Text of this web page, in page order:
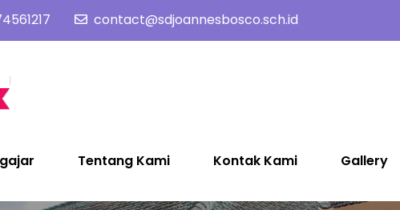
contact@sdjoannesbosco.sch.id
Tentang Kami Kontak Kami Gallery